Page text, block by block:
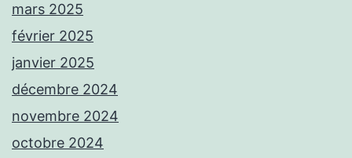
mars 2025
février 2025
janvier 2025
décembre 2024
novembre 2024
octobre 2024